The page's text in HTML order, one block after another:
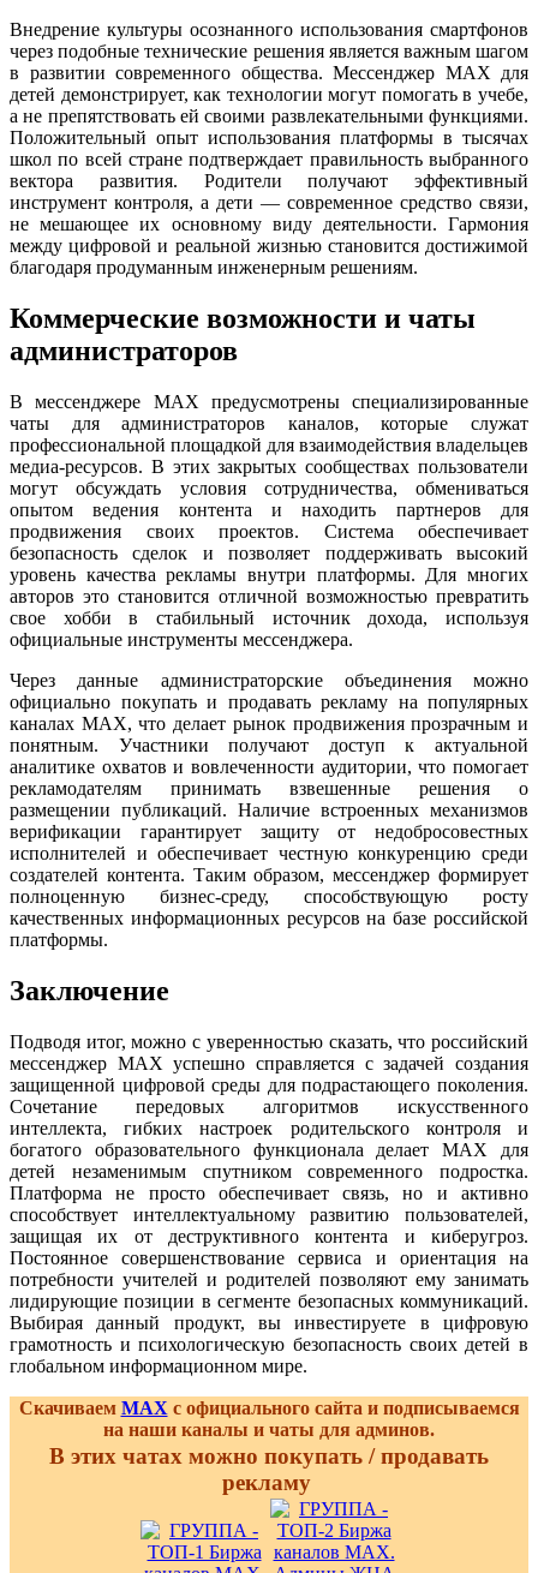
Внедрение культуры осознанного использования смартфонов
через подобные технические решения является важным шагом
в развитии современного общества. Мессенджер MAX для
детей демонстрирует, как технологии могут помогать в учебе,
а не препятствовать ей своими развлекательными функциями.
Положительный опыт использования платформы в тысячах
школ по всей стране подтверждает правильность выбранного
вектора развития. Родители получают эффективный
инструмент контроля, а дети — современное средство связи,
не мешающее их основному виду деятельности. Гармония
между цифровой и реальной жизнью становится достижимой
благодаря продуманным инженерным решениям.
Коммерческие возможности и чаты
администраторов
В мессенджере MAX предусмотрены специализированные
чаты для администраторов каналов, которые служат
профессиональной площадкой для взаимодействия владельцев
медиа-ресурсов. В этих закрытых сообществах пользователи
могут обсуждать условия сотрудничества, обмениваться
опытом ведения контента и находить партнеров для
продвижения своих проектов. Система обеспечивает
безопасность сделок и позволяет поддерживать высокий
уровень качества рекламы внутри платформы. Для многих
авторов это становится отличной возможностью превратить
свое хобби в стабильный источник дохода, используя
официальные инструменты мессенджера.
Через данные администраторские объединения можно
официально покупать и продавать рекламу на популярных
каналах MAX, что делает рынок продвижения прозрачным и
понятным. Участники получают доступ к актуальной
аналитике охватов и вовлеченности аудитории, что помогает
рекламодателям принимать взвешенные решения о
размещении публикаций. Наличие встроенных механизмов
верификации гарантирует защиту от недобросовестных
исполнителей и обеспечивает честную конкуренцию среди
создателей контента. Таким образом, мессенджер формирует
полноценную бизнес-среду, способствующую росту
качественных информационных ресурсов на базе российской
платформы.
Заключение
Подводя итог, можно с уверенностью сказать, что российский
мессенджер MAX успешно справляется с задачей создания
защищенной цифровой среды для подрастающего поколения.
Сочетание передовых алгоритмов искусственного
интеллекта, гибких настроек родительского контроля и
богатого образовательного функционала делает MAX для
детей незаменимым спутником современного подростка.
Платформа не просто обеспечивает связь, но и активно
способствует интеллектуальному развитию пользователей,
защищая их от деструктивного контента и киберугроз.
Постоянное совершенствование сервиса и ориентация на
потребности учителей и родителей позволяют ему занимать
лидирующие позиции в сегменте безопасных коммуникаций.
Выбирая данный продукт, вы инвестируете в цифровую
грамотность и психологическую безопасность своих детей в
глобальном информационном мире.
Скачиваем MAX с официального сайта и подписываемся
на наши каналы и чаты для админов.
В этих чатах можно покупать / продавать
рекламу